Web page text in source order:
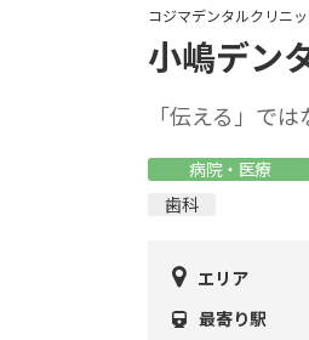
コジマデンタルクリニ
小嶋デン
「伝える」で
病院・医療
歯科
エリア
最寄り駅